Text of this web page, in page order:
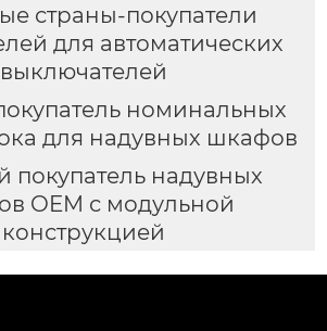
страны-покупатели
для автоматических
выключателей
номинальных
для надувных шкафов
покупатель надувных
OEM с модульной
конструкцией